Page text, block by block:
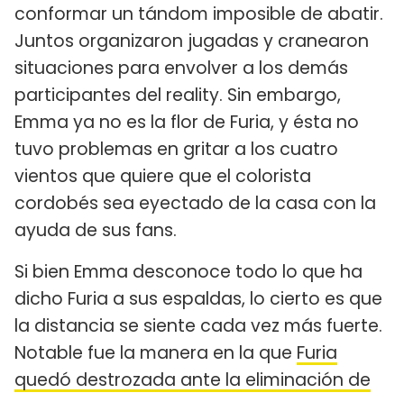
conformar un tándom imposible de abatir.
Juntos organizaron jugadas y cranearon
situaciones para envolver a los demás
participantes del reality. Sin embargo,
Emma ya no es la flor de Furia, y ésta no
tuvo problemas en gritar a los cuatro
vientos que quiere que el colorista
cordobés sea eyectado de la casa con la
ayuda de sus fans.
Si bien Emma desconoce todo lo que ha
dicho Furia a sus espaldas, lo cierto es que
la distancia se siente cada vez más fuerte.
Notable fue la manera en la que Furia
quedó destrozada ante la eliminación de